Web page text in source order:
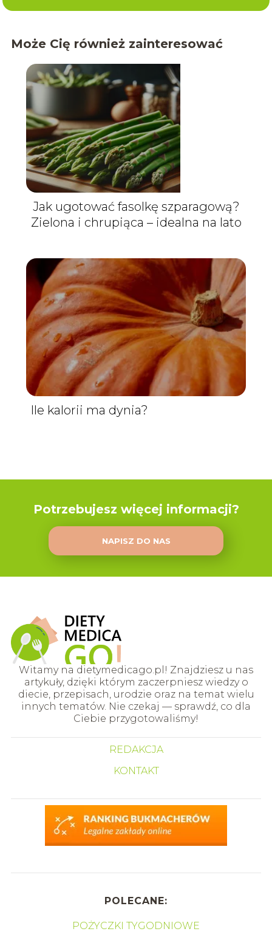
Może Cię również zainteresować
Jak ugotować fasolkę szparagową?
Zielona i chrupiąca – idealna na lato
Ile kalorii ma dynia?
Potrzebujesz więcej informacji?
NAPISZ DO NAS
Witamy na dietymedicago.pl! Znajdziesz u nas
artykuły, dzięki którym zaczerpniesz wiedzy o
diecie, przepisach, urodzie oraz na temat wielu
innych tematów. Nie czekaj — sprawdź, co dla
Ciebie przygotowaliśmy!
REDAKCJA
KONTAKT
POLECANE:
POŻYCZKI TYGODNIOWE